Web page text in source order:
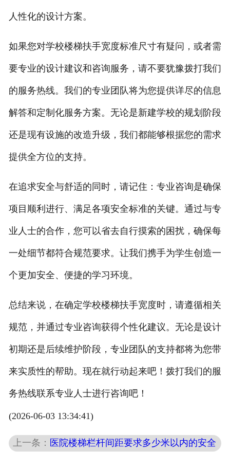
人性化的设计方案。
如果您对学校楼梯扶手宽度标准尺寸有疑问，或者需
要专业的设计建议和咨询服务，请不要犹豫拨打我们
的服务热线。我们的专业团队将为您提供详尽的信息
解答和定制化服务方案。无论是新建学校的规划阶段
还是现有设施的改造升级，我们都能够根据您的需求
提供全方位的支持。
在追求安全与舒适的同时，请记住：专业咨询是确保
项目顺利进行、满足各项安全标准的关键。通过与专
业人士的合作，您可以省去自行摸索的困扰，确保每
一处细节都符合规范要求。让我们携手为学生创造一
个更加安全、便捷的学习环境。
总结来说，在确定学校楼梯扶手宽度时，请遵循相关
规范，并通过专业咨询获得个性化建议。无论是设计
初期还是后续维护阶段，专业团队的支持都将为您带
来实质性的帮助。现在就行动起来吧！拨打我们的服
务热线联系专业人士进行咨询吧！
(2026-06-03 13:34:41)
上一条： 医院楼梯栏杆间距要求多少米以内的安全